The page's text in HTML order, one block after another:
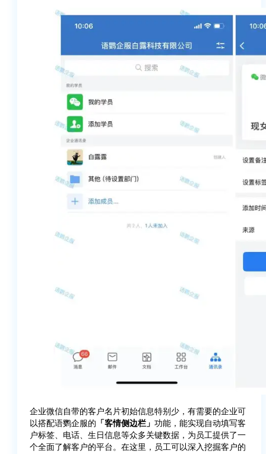
企业微信自带的客户名片初始信息特别少，有需要的企业可
以搭配语鹦企服的 「客情侧边栏」 功能，能实现自动填写客
户标签、电话、生日信息等众多关键数据，为员工提供了一
个全面了解客户的平台。在这里，员工可以深入挖掘客户的